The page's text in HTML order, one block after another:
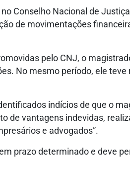
Conselho Nacional de
de movimentações
pelo CNJ, o
No mesmo período, ele
indícios de que o
de vantagens indevidas,
e advogados”.
prazo determinado e deve